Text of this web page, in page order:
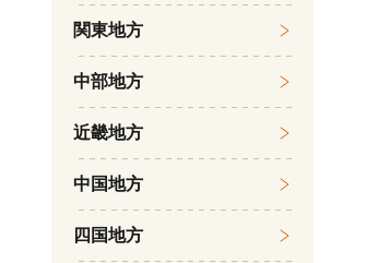
関東地方
中部地方
近畿地方
中国地方
四国地方